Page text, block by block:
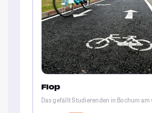
Flop
Das gefällt Studierenden in Bochum am